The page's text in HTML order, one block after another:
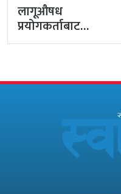
लागूऔषध
प्रयोगकर्ताबाट
सीसीएम उपाध्यक्ष
अध्यक्ष…